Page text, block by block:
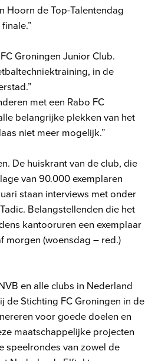
Hoorn de Top-Talentendag
Groningen Junior Club.
in de
met een Rabo FC
belangrijke plekken van het
niet meer mogelijk.”
De huiskrant van de club, die
van 90.000 exemplaren
staan interviews met onder
Belangstellenden die het
kantooruren een exemplaar
morgen (woensdag – red.)
en alle clubs in Nederland
de Stichting FC Groningen in de
voor goede doelen en
maatschappelijke projecten
speelrondes van zowel de